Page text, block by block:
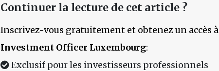
Continuer la lecture de cet article ?
Inscrivez-vous gratuitement et obtenez un accès à
Investment Officer Luxembourg:
Exclusif pour les investisseurs professionnels